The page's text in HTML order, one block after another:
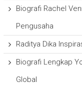
Biografi Rachel
Pengusaha
Raditya Dika
Biografi Lengkap
Global